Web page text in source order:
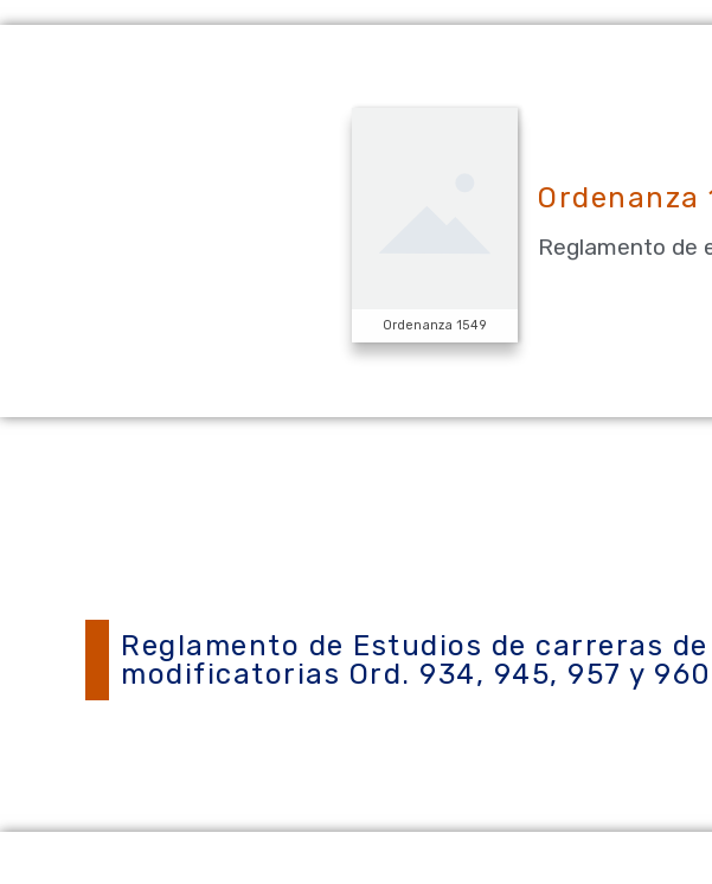
Ordenanza 1549
Ordenanza
Reglamento de
Reglamento de Estudios de carreras
modificatorias Ord. 934, 945, 957 y 960